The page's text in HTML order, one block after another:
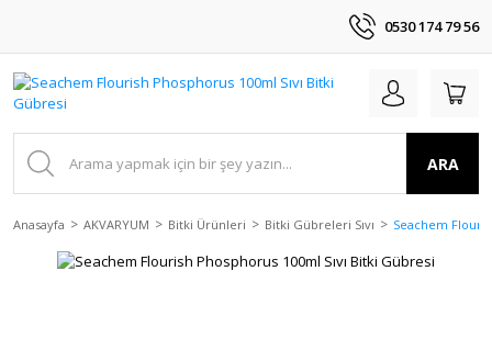
0530 174 79 56
ARA
Anasayfa AKVARYUM Bitki Ürünleri Bitki Gübreleri Sıvı Seachem